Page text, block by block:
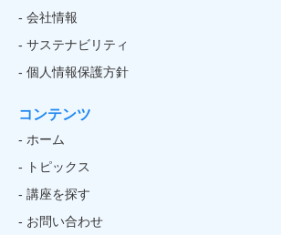
- 会社情報
- サステナビリティ
- 個人情報保護方針
コンテンツ
- ホーム
- トピックス
- 講座を探す
- お問い合わせ